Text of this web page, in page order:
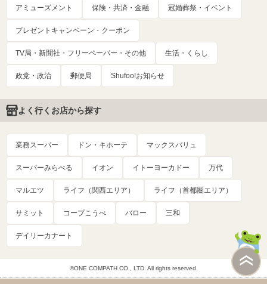
アミューズメント 保険・共済・金融 冠婚葬祭・イベント
プレゼントキャンペーン・クーポン
TV局・新聞社・フリーペーパー・その他 生活・くらし
政党・政治 郵便局 Shufoo!お知らせ
よく行くお店から探す
業務スーパー ドン・キホーテ マックスバリュ
スーパーみらべる イオン イトーヨーカドー 万代
マルエツ ライフ（関西エリア） ライフ（首都圏エリア）
サミット コープこうべ バロー 三和
デイリーカナート
©ONE COMPATH CO., LTD. All rights reserved.